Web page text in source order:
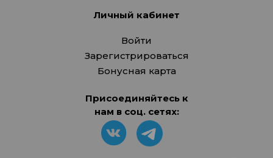
Личный кабинет
Войти
Зарегистрироваться
Бонусная карта
Присоединяйтесь к
нам в соц. сетях: